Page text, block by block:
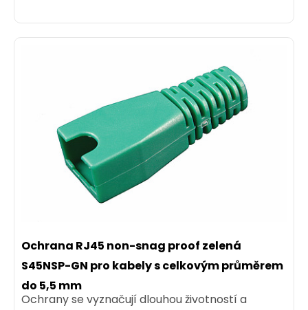
Ochrana RJ45 non-snag proof zelená
S45NSP-GN pro kabely s celkovým průměrem
do 5,5 mm
Ochrany se vyznačují dlouhou životností a